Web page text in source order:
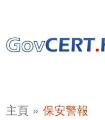
主頁 保安警報